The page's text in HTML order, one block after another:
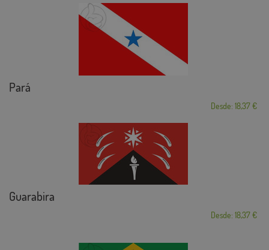
Pará
Desde: 18,37 €
Guarabira
Desde: 18,37 €